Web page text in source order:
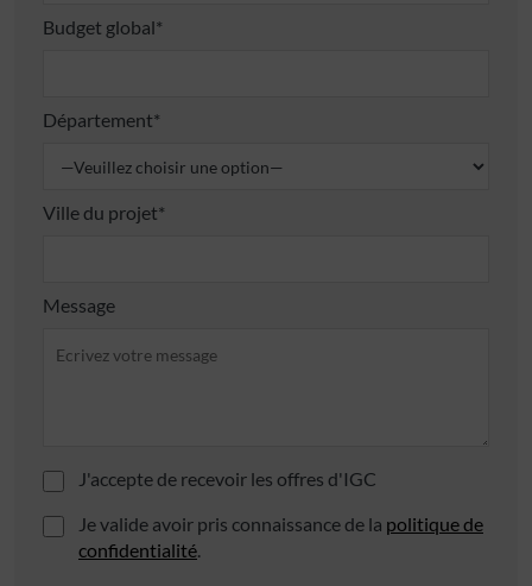
Budget global*
Département*
Ville du projet*
Message
J'accepte de recevoir les offres d'IGC
Je valide avoir pris connaissance de la politique de
confidentialité.